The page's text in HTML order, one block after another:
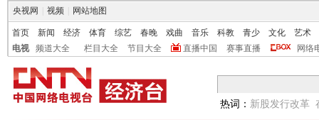
央视网 视频 网站地图
首页 新闻 经济 体育 综艺 春晚 戏曲 音乐 科教 青少 文化
艺术
电视
频道大全 栏目大全 节目大全 直播中国 赛事直播 网络
热词： 新股发行改革